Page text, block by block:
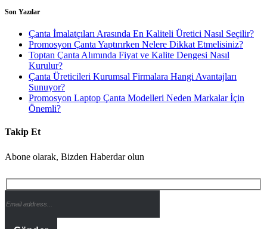
Son Yazılar
Çanta İmalatçıları Arasında En Kaliteli Üretici Nasıl Seçilir?
Promosyon Çanta Yaptırırken Nelere Dikkat Etmelisiniz?
Toptan Çanta Alımında Fiyat ve Kalite Dengesi Nasıl
Kurulur?
Çanta Üreticileri Kurumsal Firmalara Hangi Avantajları
Sunuyor?
Promosyon Laptop Çanta Modelleri Neden Markalar İçin
Önemli?
Takip Et
Abone olarak, Bizden Haberdar olun